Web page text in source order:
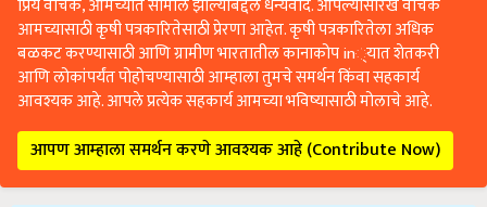
प्रिय वाचक, आमच्यात सामील झाल्याबद्दल धन्यवाद. आपल्यासारखे वाचक
आमच्यासाठी कृषी पत्रकारितेसाठी प्रेरणा आहेत. कृषी पत्रकारितेला अधिक
बळकट करण्यासाठी आणि ग्रामीण भारतातील कानाकोप in्यात शेतकरी
आणि लोकांपर्यंत पोहोचण्यासाठी आम्हाला तुमचे समर्थन किंवा सहकार्य
आवश्यक आहे. आपले प्रत्येक सहकार्य आमच्या भविष्यासाठी मोलाचे आहे.
आपण आम्हाला समर्थन करणे आवश्यक आहे (Contribute Now)